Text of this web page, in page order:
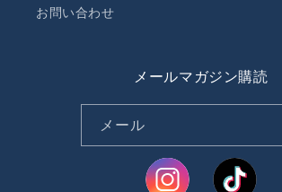
お問い合わせ
メールマガジン購読
メール